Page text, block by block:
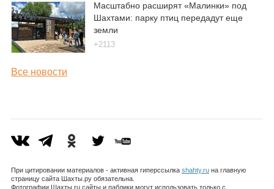
Масштабно расширят «Малинки» под
Шахтами: парку птиц передадут еще
земли
+2113
Все новости
При цитировании материалов - активная гиперссылка shahty.ruна главную
страницу сайта Шахты.ру обязательна.
Фотографии Шахты.ru сайты и паблики могут использовать только с